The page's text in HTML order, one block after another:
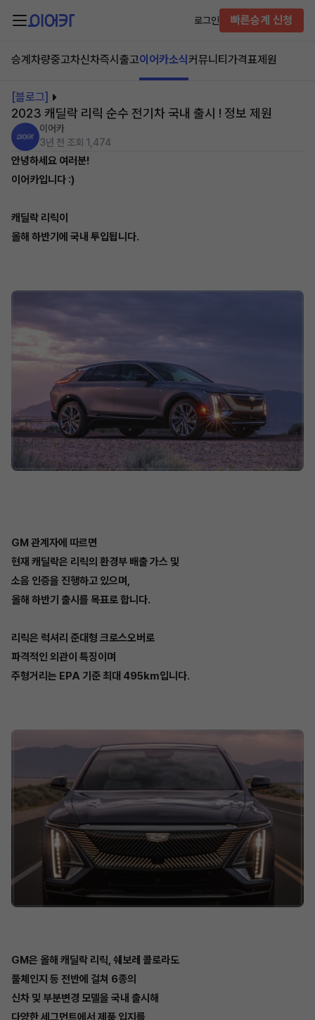
로그인 빠른승계 신청
승계차량중고차신차즉시출고이어카소식커뮤니티 가격표제원
[블로그]
2023 캐딜락 리릭 순수 전기차 국내 출시 ! 정보 제원
이어카
3년 전 조회 1,474
안녕하세요 여러분!
이어카입니다 :)
캐딜락 리릭이
올해 하반기에 국내 투입됩니다.
GM 관계자에 따르면
현재 캐딜락은 리릭의 환경부 배출 가스 및
소음 인증을 진행하고 있으며,
올해 하반기 출시를 목표로 합니다.
리릭은 럭셔리 준대형 크로스오버로
파격적인 외관이 특징이며
주형거리는 EPA 기준 최대 495km입니다.
GM은 올해 캐딜락 리릭, 쉐보레 콜로라도
풀체인지 등 전반에 걸쳐 6종의
신차 및 부분변경 모델을 국내 출시해
다양한 세그먼트에서 제품 입지를